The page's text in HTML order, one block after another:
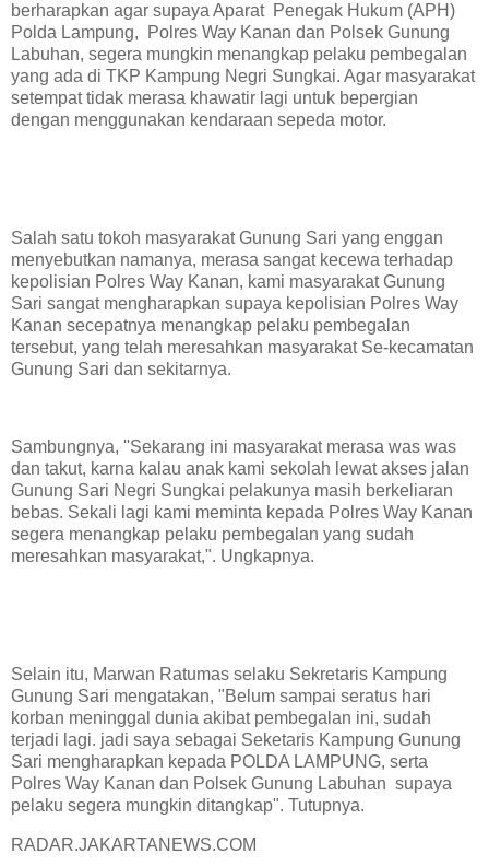
berharapkan agar supaya Aparat Penegak Hukum (APH)
Polda Lampung, Polres Way Kanan dan Polsek Gunung
Labuhan, segera mungkin menangkap pelaku pembegalan
yang ada di TKP Kampung Negri Sungkai. Agar masyarakat
setempat tidak merasa khawatir lagi untuk bepergian
dengan menggunakan kendaraan sepeda motor.
Salah satu tokoh masyarakat Gunung Sari yang enggan
menyebutkan namanya, merasa sangat kecewa terhadap
kepolisian Polres Way Kanan, kami masyarakat Gunung
Sari sangat mengharapkan supaya kepolisian Polres Way
Kanan secepatnya menangkap pelaku pembegalan
tersebut, yang telah meresahkan masyarakat Se-kecamatan
Gunung Sari dan sekitarnya.
Sambungnya, ''Sekarang ini masyarakat merasa was was
dan takut, karna kalau anak kami sekolah lewat akses jalan
Gunung Sari Negri Sungkai pelakunya masih berkeliaran
bebas. Sekali lagi kami meminta kepada Polres Way Kanan
segera menangkap pelaku pembegalan yang sudah
meresahkan masyarakat,". Ungkapnya.
Selain itu, Marwan Ratumas selaku Sekretaris Kampung
Gunung Sari mengatakan, "Belum sampai seratus hari
korban meninggal dunia akibat pembegalan ini, sudah
terjadi lagi. jadi saya sebagai Seketaris Kampung Gunung
Sari mengharapkan kepada POLDA LAMPUNG, serta
Polres Way Kanan dan Polsek Gunung Labuhan supaya
pelaku segera mungkin ditangkap". Tutupnya.
RADAR.JAKARTANEWS.COM